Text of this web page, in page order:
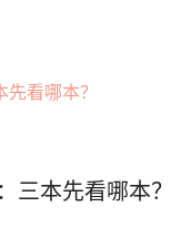
三本先看哪本？